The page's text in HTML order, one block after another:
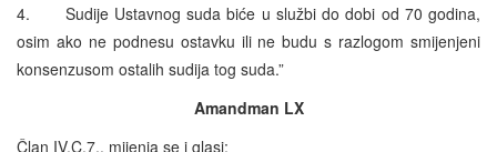
4. Sudije Ustavnog suda biće u službi do dobi od 70 godina,
osim ako ne podnesu ostavku ili ne budu s razlogom smijenjeni
konsenzusom ostalih sudija tog suda.”
Amandman LX
Član IV.C.7,. mijenja se i glasi: